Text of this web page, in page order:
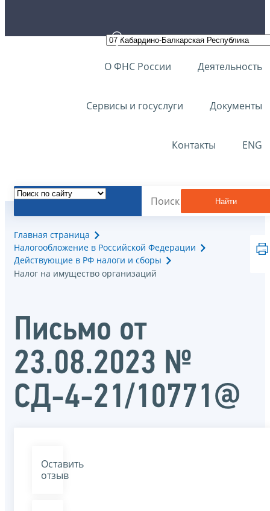
О ФНС России Деятельность
Сервисы и госуслуги Документы
Контакты ENG
Найти
Главная страница
Налогообложение в Российской Федерации
Действующие в РФ налоги и сборы
Налог на имущество организаций
Письмо от
23.08.2023 №
СД-4-21/10771@
Оставить
отзыв